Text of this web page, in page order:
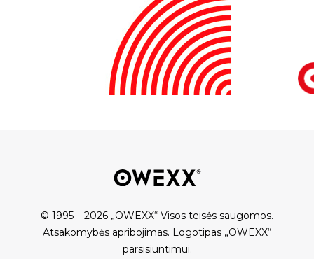
© 1995 – 2026 „OWEXX“ Visos teisės saugomos.
Atsakomybės apribojimas. Logotipas „OWEXX“
parsisiuntimui.